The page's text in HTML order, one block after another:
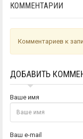
КОММЕНТАРИИ
Комментариев к
ДОБАВИТЬ
Ваше имя
Ваш e-mail